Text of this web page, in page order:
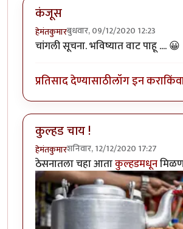
कंजूस
हेमंतकुमारबुधवार, 09/12/2020 12:23
चांगली सूचना. भविष्यात वाट पाहू .... 😀
प्रतिसाद देण्यासाठीलॉग इन करा
कुल्हड चाय !
हेमंतकुमारशनिवार, 12/12/2020 17:27
ठेसनातला चहा आताकुल्हडमधून